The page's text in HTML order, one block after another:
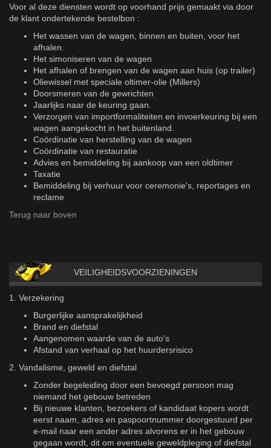
Voor al deze diensten wordt op voorhand prijs gemaakt via door
de klant ondertekende bestelbon :
Het wassen van de wagen, binnen en buiten, voor het
afhalen.
Het simoniseren van de wagen
Het afhalen of brengen van de wagen aan huis (op trailer)
Oliewissel met speciale oltimer-olie (Millers)
Doorsmeren van de gewrichten
Jaarlijks naar de keuring gaan.
Verzorgen van importformaliteiten en invoerkeuring bij een
wagen aangekocht in het buitenland.
Coördinatie van herstelling van de wagen
Coördinatie van restauratie
Advies en bemiddeling bij aankoop van een oldtimer
Taxatie
Bemiddeling bij verhuur voor ceremonie's, reportages en
reclame
Terug naar boven
VEILIGHEIDSVOORZIENINGEN
1. Verzekering
Burgerlijke aansprakelijkheid
Brand en diefstal
Aangenomen waarde van de auto's
Afstand van verhaal op het huurdersrisico
2. Vandalisme, geweld en diefstal
Zonder begeleiding door een bevoegd persoon mag
niemand het gebouw betreden
Bij nieuwe klanten, bezoekers of kandidaat kopers wordt
eerst naam, adres en paspoortnummer doorgestuurd per
e-mail naar een ander adres alvorens er in het gebouw
gegaan wordt, dit om eventuele geweldpleging of diefstal